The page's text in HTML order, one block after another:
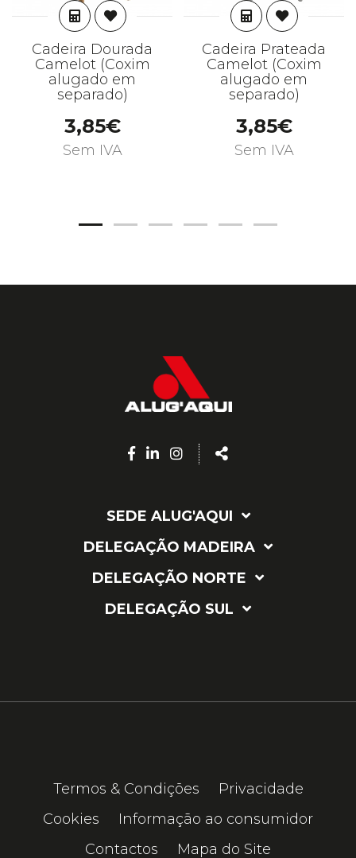
ADICIONAR
Cadeira Dourada
Camelot (Coxim
alugado em
separado)
3,85€
Sem IVA
ADICIONAR
Cadeira Prateada
Camelot (Coxim
alugado em
separado)
3,85€
Sem IVA
Facebook
Linkedin
Instagram
Share
SEDE ALUG'AQUI
DELEGAÇÃO MADEIRA
DELEGAÇÃO NORTE
DELEGAÇÃO SUL
Termos & Condições
Privacidade
Cookies
Informação ao consumidor
Contactos
Mapa do Site